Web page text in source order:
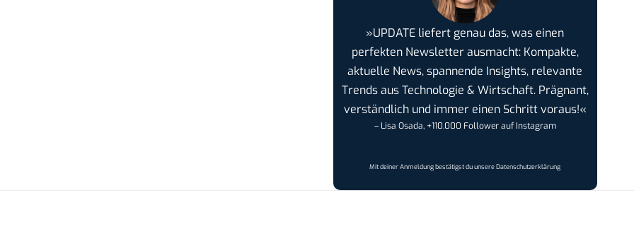
»UPDATE liefert genau das, was einen
perfekten Newsletter ausmacht: Kompakte,
aktuelle News, spannende Insights, relevante
Trends aus Technologie & Wirtschaft. Prägnant,
verständlich und immer einen Schritt voraus!«
– Lisa Osada, +110.000 Follower auf Instagram
Mit deiner Anmeldung bestätigst du unsereDatenschutzerklärung